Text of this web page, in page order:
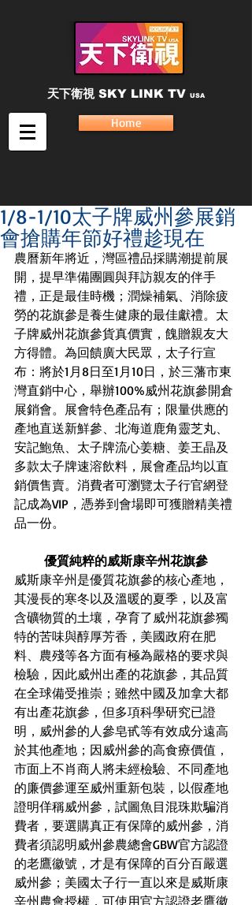
天下衛視 SKY LINK TV USA
Home
1/8-1/10太子牌威州參展銷
會搶購年節好禮趁現在
農曆新年將近，灣區禮品採購潮提前展
開，提早準備團圓與拜訪親友的伴手
禮，正是最佳時機；潤燥補氣、消除疲
勞的花旗參是養生健康的最佳獻禮。太
子牌威州花旗參貨真價實，餽贈親友大
方得體。為回饋廣大民眾，太子行宣
布：將於1月8日至1月10日，於三藩市東
灣直銷中心，舉辦100%威州花旗參開倉
展銷會。展會特色產品有；限量供應的
產地直送新鮮參、北海道鹿角靈芝丸、
安記鮑魚、太子牌流心姜糖、姜王晶及
多款太子牌速溶飲料，展會產品均以直
銷價售賣。消費者可瀏覽太子行官網登
記成為VIP，憑券到會場即可獲贈精美禮
品一份。
優質純粹的威斯康辛州花旗參
威斯康辛州是優質花旗參的核心產地，
其漫長的寒冬以及溫暖的夏季，以及富
含礦物質的土壤，孕育了威州花旗參獨
特的苦味與醇厚芳香，美國政府在肥
料、農殘等各方面有極為嚴格的要求與
檢驗，因此威州出產的花旗參，其品質
在全球備受推崇；雖然中國及加拿大都
有出產花旗參，但多項科學研究已證
明，威州參的人參皂甙等有效成分遠高
於其他產地；因威州參的高食療價值，
市面上不肖商人將未經檢驗、不同產地
的廉價參運至威州重新包裝，以假產地
證明佯稱威州參，試圖魚目混珠欺騙消
費者，要選購真正有保障的威州參，消
費者須認明威州參農總會GBW官方認證
的老鷹徽號，才是有保障的百分百嚴選
威州參；美國太子行一直以來是威斯康
辛州農會授權，可使用官方認證老鷹徽